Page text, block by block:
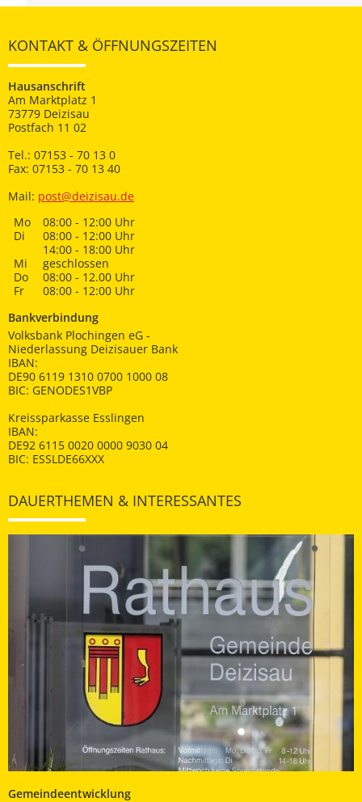
KONTAKT & ÖFFNUNGSZEITEN
Hausanschrift
Am Marktplatz 1
73779 Deizisau
Postfach 11 02
Tel.: 07153 - 70 13 0
Fax: 07153 - 70 13 40
Mail: post@deizisau.de
Mo
08:00 - 12:00 Uhr
Di
08:00 - 12:00 Uhr
14:00 - 18:00 Uhr
Mi
geschlossen
Do
08:00 - 12.00 Uhr
Fr
08:00 - 12:00 Uhr
Bankverbindung
Volksbank Plochingen eG -
Niederlassung Deizisauer Bank
IBAN:
DE90 6119 1310 0700 1000 08
BIC: GENODES1VBP
Kreissparkasse Esslingen
IBAN:
DE92 6115 0020 0000 9030 04
BIC: ESSLDE66XXX
DAUERTHEMEN & INTERESSANTES
Gemeindeentwicklung